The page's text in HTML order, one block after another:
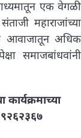
एक वेगळी
महाराजांच्या
आवाजातून अधिक
समाजबांधवांनी
कार्यक्रमाच्या